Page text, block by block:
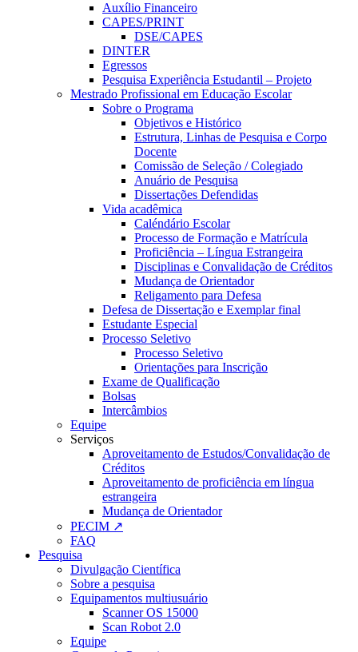
Auxílio Financeiro
CAPES/PRINT
DSE/CAPES
DINTER
Egressos
Pesquisa Experiência Estudantil – Projeto
Mestrado Profissional em Educação Escolar
Sobre o Programa
Objetivos e Histórico
Estrutura, Linhas de Pesquisa e Corpo
Docente
Comissão de Seleção / Colegiado
Anuário de Pesquisa
Dissertações Defendidas
Vida acadêmica
Caléndário Escolar
Processo de Formação e Matrícula
Proficiência – Língua Estrangeira
Disciplinas e Convalidação de Créditos
Mudança de Orientador
Religamento para Defesa
Defesa de Dissertação e Exemplar final
Estudante Especial
Processo Seletivo
Processo Seletivo
Orientações para Inscrição
Exame de Qualificação
Bolsas
Intercâmbios
Equipe
Serviços
Aproveitamento de Estudos/Convalidação de
Créditos
Aproveitamento de proficiência em língua
estrangeira
Mudança de Orientador
PECIM ↗
FAQ
Pesquisa
Divulgação Científica
Sobre a pesquisa
Equipamentos multiusuário
Scanner OS 15000
Scan Robot 2.0
Equipe